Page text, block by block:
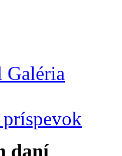
daní